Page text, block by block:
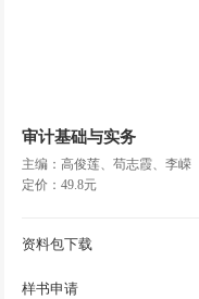
审计基础与实务
主编：高俊莲、苟志霞、李嵘
定价：49.8元
资料包下载
样书申请